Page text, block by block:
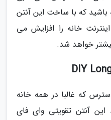
که با ساخت این آنتن
خانه را افزایش می
خواهد شد.
DIY
که غالبا در همه خانه
این آنتن تقویتی وای فای